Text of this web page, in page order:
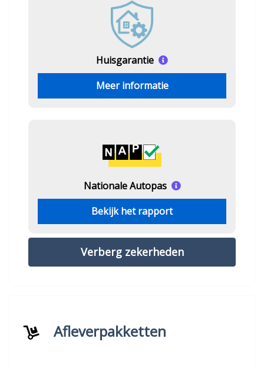
Huisgarantie
Meer informatie
Nationale Autopas
Bekijk het rapport
Verberg zekerheden
Afleverpakketten